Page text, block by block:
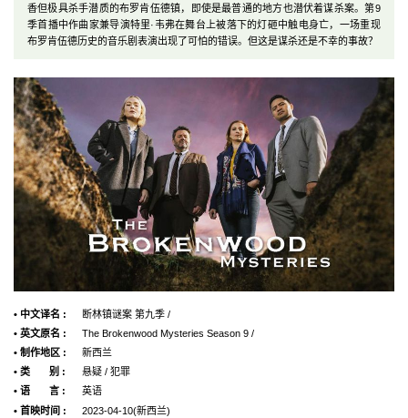
香但极具杀手潜质的布罗肯伍德镇，即使是最普通的地方也潜伏着谋杀案。第9
季首播中作曲家兼导演特里·韦弗在舞台上被落下的灯砸中触电身亡，一场重现
布罗肯伍德历史的音乐剧表演出现了可怕的错误。但这是谋杀还是不幸的事故？
• 中文译名 :
断林镇谜案 第九季 /
• 英文原名 :
The Brokenwood Mysteries Season 9 /
• 制作地区 :
新西兰
• 类 别 :
悬疑 / 犯罪
• 语 言 :
英语
• 首映时间 :
2023-04-10(新西兰)